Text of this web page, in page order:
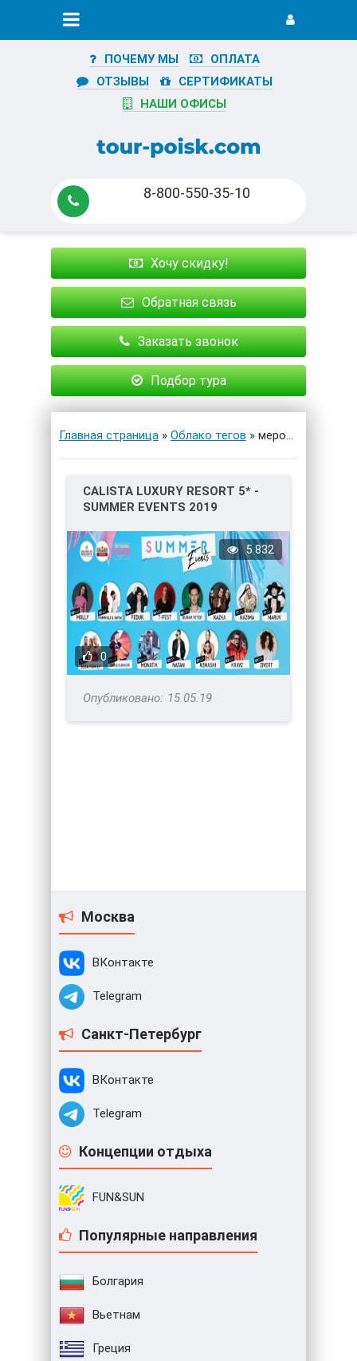
ПОЧЕМУ МЫ
ОПЛАТА
ОТЗЫВЫ
СЕРТИФИКАТЫ
НАШИ ОФИСЫ
8-800-550-35-10
Хочу скидку!
Обратная связь
Заказать звонок
Подбор тура
Главная страница » Облако тегов » мероприятия
CALISTA LUXURY RESORT 5* -
SUMMER EVENTS 2019
0
5 832
15.05.19
Москва
ВКонтакте
Telegram
Санкт-Петербург
ВКонтакте
Telegram
Концепции отдыха
FUN&SUN
Популярные направления
Болгария
Вьетнам
Греция